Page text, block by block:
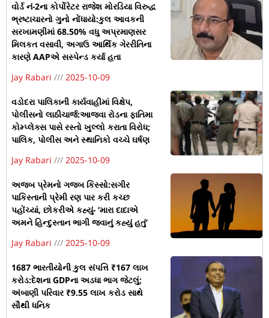
વોર્ડ નં-2ના કોર્પોરેટર રાજેશ મોરડિયા વિરુદ્ધ
ભ્રષ્ટાચારનો ગુનો નોંધાયો:કુલ આવકની
સરખામણીમાં 68.50% વધુ અપ્રમાણસર
મિલકત વસાવી, અગાઉ આર્થિક ગેરરીતિના
કારણે AAPએ સસ્પેન્ડ કર્યા હતા
Jay Rabari
2025-10-09
વડોદરા પાલિકાની કાર્યવાહીમાં વિક્ષેપ,
પોલીસનો લાઠીચાર્જ:આજવા રોડના ફાતિમા
કોમ્પ્લેક્સ પાસે રસ્તો ખુલ્લો કરાતા વિરોધ;
પાલિક, પોલીસ અને સ્થાનિકો વચ્ચે ઘર્ષણ
Jay Rabari
2025-10-09
અજબ પ્રેમનો ગજબ કિસ્સો:સગીર
પાકિસ્તાની પ્રેમી રણ પાર કરી કચ્છ
પહોંચ્યાં, છોકરીએ કહ્યું- ‘મારા દાદાએ
અમને હિન્દુસ્તાન ભાગી જવાનું કહ્યું હતું’
Jay Rabari
2025-10-09
1687 ભારતીયોની કુલ સંપત્તિ ₹167 લાખ
કરોડ:દેશના GDPના અડધા ભાગ જેટલું;
અંબાણી પરિવાર ₹9.55 લાખ કરોડ સાથે
સૌથી ધનિક